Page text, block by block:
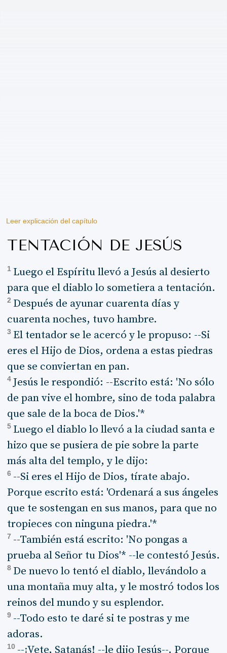
Leer explicación del capítulo
TENTACIÓN DE JESÚS
1 Luego el Espíritu llevó a Jesús al desierto
para que el diablo lo sometiera a tentación.
2 Después de ayunar cuarenta días y
cuarenta noches, tuvo hambre.
3 El tentador se le acercó y le propuso: --Si
eres el Hijo de Dios, ordena a estas piedras
que se conviertan en pan.
4 Jesús le respondió: --Escrito está: 'No sólo
de pan vive el hombre, sino de toda palabra
que sale de la boca de Dios.'*
5 Luego el diablo lo llevó a la ciudad santa e
hizo que se pusiera de pie sobre la parte
más alta del templo, y le dijo:
6 --Si eres el Hijo de Dios, tírate abajo.
Porque escrito está: 'Ordenará a sus ángeles
que te sostengan en sus manos, para que no
tropieces con ninguna piedra.'*
7 --También está escrito: 'No pongas a
prueba al Señor tu Dios'* --le contestó Jesús.
8 De nuevo lo tentó el diablo, llevándolo a
una montaña muy alta, y le mostró todos los
reinos del mundo y su esplendor.
9 --Todo esto te daré si te postras y me
adoras.
10 --¡Vete, Satanás! --le dijo Jesús--. Porque